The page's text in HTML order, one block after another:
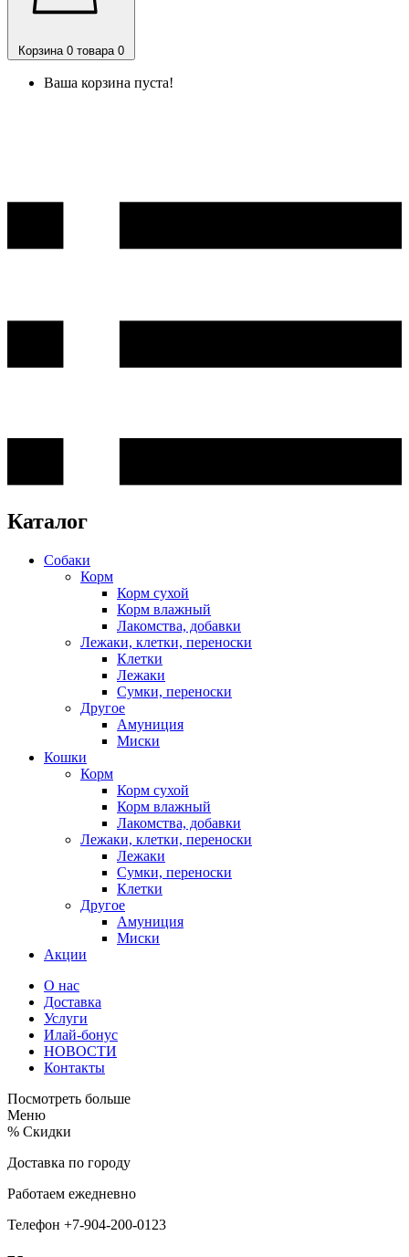
Корзина 0 товара 0
Ваша корзина пуста!
Каталог
Собаки
Корм
Корм сухой
Корм влажный
Лакомства, добавки
Лежаки, клетки, переноски
Клетки
Лежаки
Сумки, переноски
Другое
Амуниция
Миски
Кошки
Корм
Корм сухой
Корм влажный
Лакомства, добавки
Лежаки, клетки, переноски
Лежаки
Сумки, переноски
Клетки
Другое
Амуниция
Миски
Акции
О нас
Доставка
Услуги
Илай-бонус
НОВОСТИ
Контакты
Посмотреть больше
Меню
% Скидки
Доставка по городу
Работаем ежедневно
Телефон +7-904-200-0123